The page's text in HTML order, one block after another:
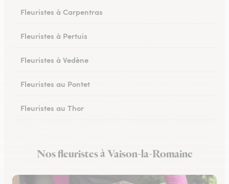
Fleuristes à Carpentras
Fleuristes à Pertuis
Fleuristes à Vedène
Fleuristes au Pontet
Fleuristes au Thor
Fleuristes à Sault
Nos fleuristes à Vaison-la-Romaine